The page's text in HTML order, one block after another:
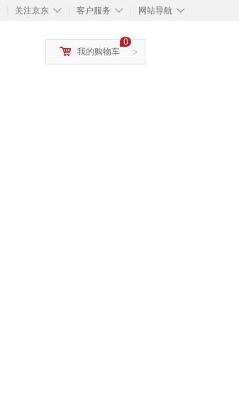
◇
关注京东 ◇
客户服务 ◇
网站导航
>
0
我的购物车